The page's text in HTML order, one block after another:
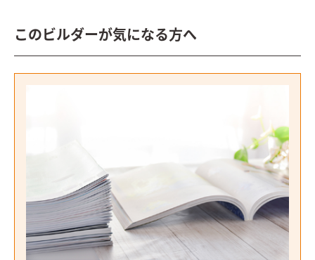
このビルダーが気になる方へ